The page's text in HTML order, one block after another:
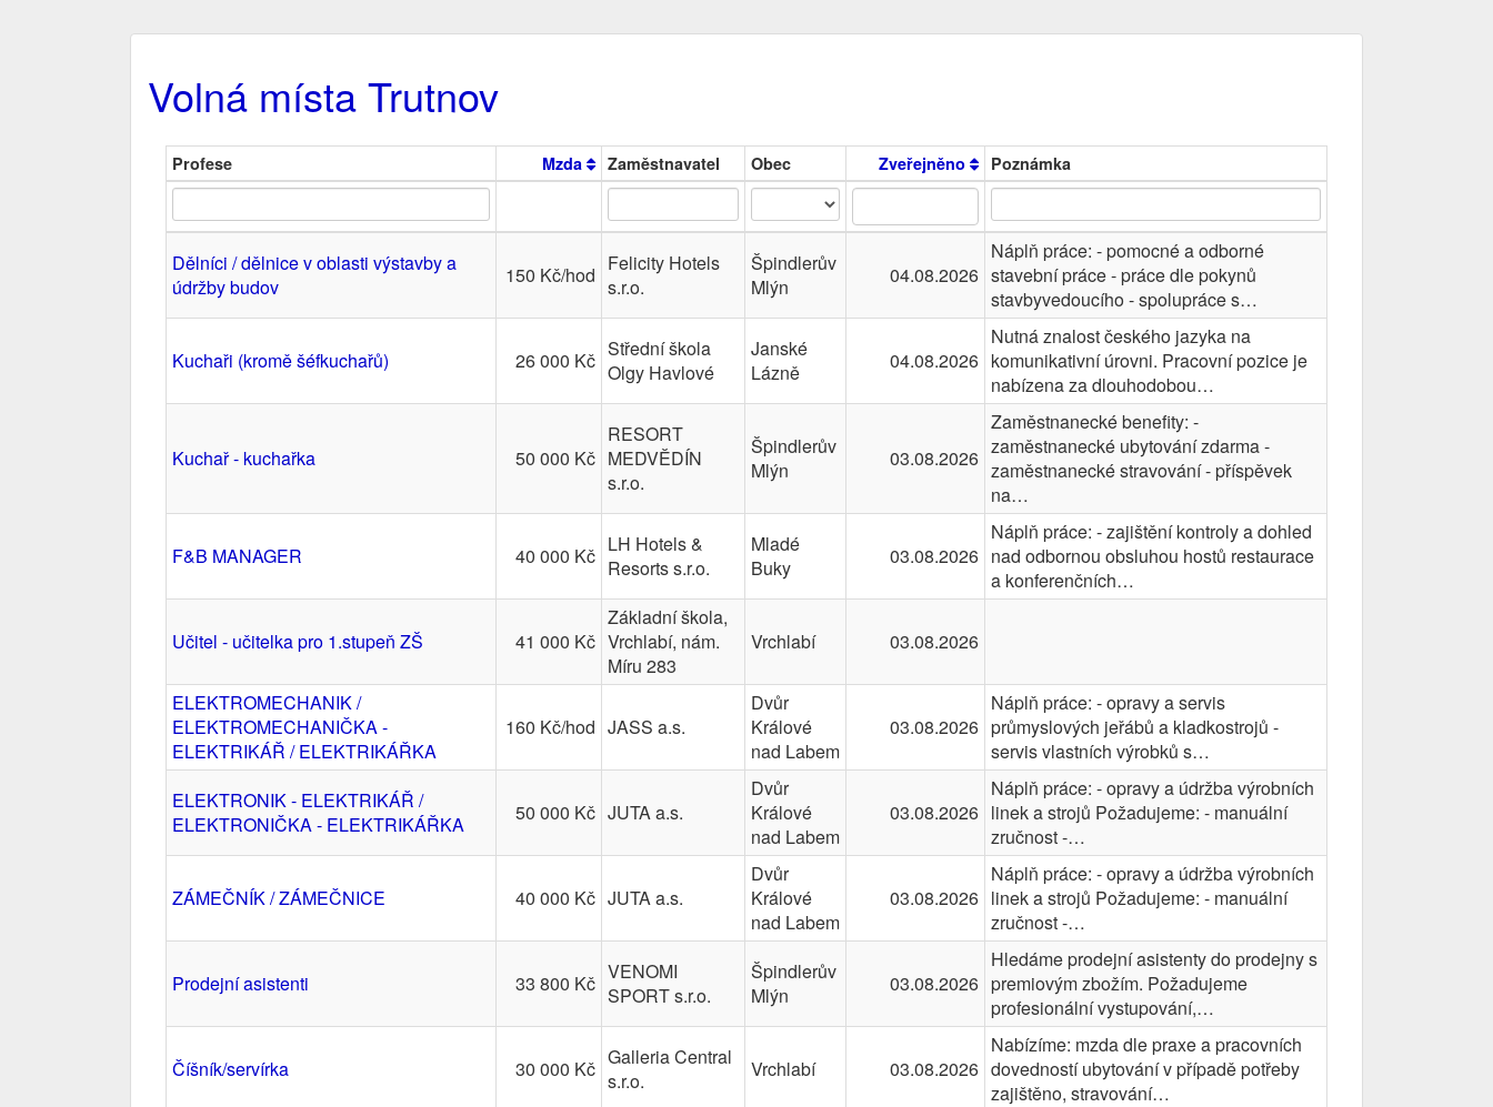
Volná místa Trutnov
Profese Mzda Zaměstnavatel Obec Zveřejněno Poznámka
Dělníci / dělnice v oblasti výstavby a
údržby budov
150 Kč/hod Felicity Hotels
s.r.o.
Špindlerův
Mlýn
04.08.2026
Náplň práce: - pomocné a odborné
stavební práce - práce dle pokynů
stavbyvedoucího - spolupráce s…
Kuchaři (kromě šéfkuchařů) 26 000 Kč Střední škola
Olgy Havlové
Janské
Lázně
04.08.2026
Nutná znalost českého jazyka na
komunikativní úrovni. Pracovní pozice je
nabízena za dlouhodobou…
Kuchař - kuchařka 50 000 Kč
RESORT
MEDVĚDÍN
s.r.o.
Špindlerův
Mlýn
03.08.2026
Zaměstnanecké benefity: -
zaměstnanecké ubytování zdarma -
zaměstnanecké stravování - příspěvek
na…
F&B MANAGER 40 000 Kč LH Hotels &
Resorts s.r.o.
Mladé
Buky
03.08.2026
Náplň práce: - zajištění kontroly a dohled
nad odbornou obsluhou hostů restaurace
a konferenčních…
Učitel - učitelka pro 1.stupeň ZŠ 41 000 Kč
Základní škola,
Vrchlabí, nám.
Míru 283
Vrchlabí 03.08.2026
ELEKTROMECHANIK /
ELEKTROMECHANIČKA -
ELEKTRIKÁŘ / ELEKTRIKÁŘKA
160 Kč/hod JASS a.s.
Dvůr
Králové
nad Labem
03.08.2026
Náplň práce: - opravy a servis
průmyslových jeřábů a kladkostrojů -
servis vlastních výrobků s…
ELEKTRONIK - ELEKTRIKÁŘ /
ELEKTRONIČKA - ELEKTRIKÁŘKA
50 000 Kč JUTA a.s.
Dvůr
Králové
nad Labem
03.08.2026
Náplň práce: - opravy a údržba výrobních
linek a strojů Požadujeme: - manuální
zručnost -…
ZÁMEČNÍK / ZÁMEČNICE 40 000 Kč JUTA a.s.
Dvůr
Králové
nad Labem
03.08.2026
Náplň práce: - opravy a údržba výrobních
linek a strojů Požadujeme: - manuální
zručnost -…
Prodejní asistenti 33 800 Kč VENOMI
SPORT s.r.o.
Špindlerův
Mlýn
03.08.2026
Hledáme prodejní asistenty do prodejny s
premiovým zbožím. Požadujeme
profesionální vystupování,…
Číšník/servírka 30 000 Kč Galleria Central
s.r.o.
Vrchlabí 03.08.2026
Nabízíme: mzda dle praxe a pracovních
dovedností ubytování v případě potřeby
zajištěno, stravování…